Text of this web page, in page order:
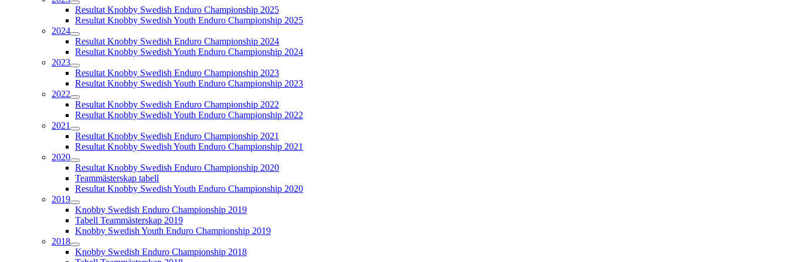
Resultat Knobby Swedish Enduro Championship 2025
Resultat Knobby Swedish Youth Enduro Championship 2025
2024
Resultat Knobby Swedish Enduro Championship 2024
Resultat Knobby Swedish Youth Enduro Championship 2024
2023
Resultat Knobby Swedish Enduro Championship 2023
Resultat Knobby Swedish Youth Enduro Championship 2023
2022
Resultat Knobby Swedish Enduro Championship 2022
Resultat Knobby Swedish Youth Enduro Championship 2022
2021
Resultat Knobby Swedish Enduro Championship 2021
Resultat Knobby Swedish Youth Enduro Championship 2021
2020
Resultat Knobby Swedish Enduro Championship 2020
Teammästerskap tabell
Resultat Knobby Swedish Youth Enduro Championship 2020
2019
Knobby Swedish Enduro Championship 2019
Tabell Teammästerskap 2019
Knobby Swedish Youth Enduro Championship 2019
2018
Knobby Swedish Enduro Championship 2018